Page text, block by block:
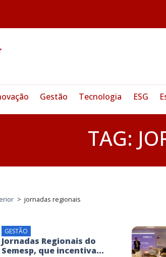
Gestão Tecnologia ESG
TAG:
> jornadas regionais
GESTÃO
Jornadas Regionais do
Semesp, que incentiva...